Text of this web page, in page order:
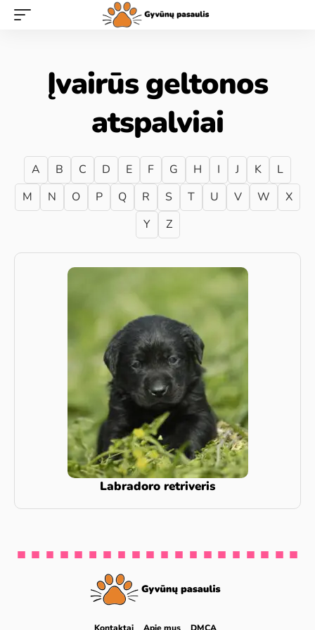
Įvairūs geltonos
atspalviai
A B C D E F G H I J K
L
M
N O P Q R S T U V W
X
Y
Z
Labradoro retriveris
Kontaktai Apie mus DMCA